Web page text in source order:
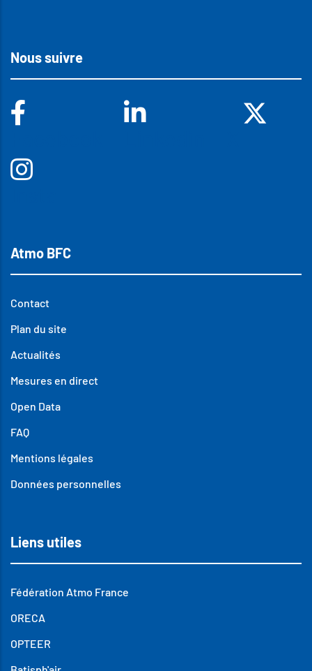
Nous suivre
Atmo BFC
Contact
Plan du site
Actualités
Mesures en direct
Open Data
FAQ
Mentions légales
Données personnelles
Liens utiles
Fédération Atmo France
ORECA
OPTEER